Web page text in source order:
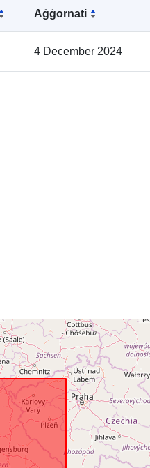
Aġġornati
4 December 2024
Spazjali:
uriRef: